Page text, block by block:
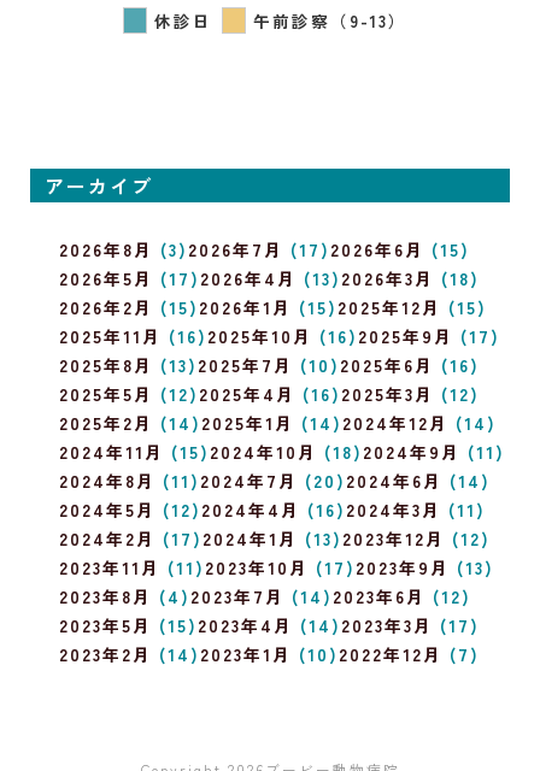
休診日 午前診察（9-13）
アーカイブ
2026年8月 (3) 2026年7月 (17) 2026年6月 (15)
2026年5月 (17) 2026年4月 (13) 2026年3月 (18)
2026年2月 (15) 2026年1月 (15) 2025年12月 (15)
2025年11月 (16) 2025年10月 (16) 2025年9月 (17)
2025年8月 (13) 2025年7月 (10) 2025年6月 (16)
2025年5月 (12) 2025年4月 (16) 2025年3月 (12)
2025年2月 (14) 2025年1月 (14) 2024年12月 (14)
2024年11月 (15) 2024年10月 (18) 2024年9月 (11)
2024年8月 (11) 2024年7月 (20) 2024年6月 (14)
2024年5月 (12) 2024年4月 (16) 2024年3月 (11)
2024年2月 (17) 2024年1月 (13) 2023年12月 (12)
2023年11月 (11) 2023年10月 (17) 2023年9月 (13)
2023年8月 (4) 2023年7月 (14) 2023年6月 (12)
2023年5月 (15) 2023年4月 (14) 2023年3月 (17)
2023年2月 (14) 2023年1月 (10) 2022年12月 (7)